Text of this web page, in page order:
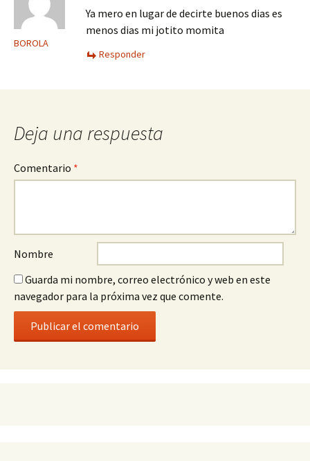
BOROLA
Ya mero en lugar de decirte buenos dias es
menos dias mi jotito momita
Responder
Deja una respuesta
Comentario *
Nombre
Guarda mi nombre, correo electrónico y web en este
navegador para la próxima vez que comente.